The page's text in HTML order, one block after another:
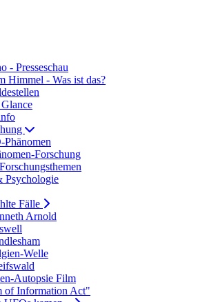
- Presseschau
Himmel - Was ist das?
Phänomen
Forschung
Psychologie
Fälle
Arnold
Welle
Autopsie Film
of Information Act"